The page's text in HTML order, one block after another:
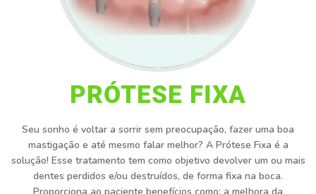
PRÓTESE FIXA
Seu sonho é voltar a sorrir sem preocupação, fazer uma boa
mastigação e até mesmo falar melhor? A Prótese Fixa é a
solução! Esse tratamento tem como objetivo devolver um ou mais
dentes perdidos e/ou destruídos, de forma fixa na boca.